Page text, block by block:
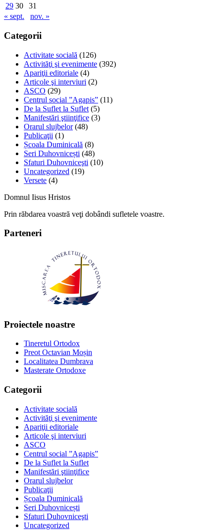
29 30
31
« sept.
nov. »
Categorii
Activitate socială (126)
Activităţi şi evenimente (392)
Apariţii editoriale (4)
Articole şi interviuri (2)
ASCO (29)
Centrul social ”Agapis” (11)
De la Suflet la Suflet (5)
Manifestări ştiinţifice (3)
Orarul slujbelor(48)
Publicaţii (1)
Școala Duminicală (8)
Seri Duhovnicești (48)
Sfaturi Duhovniceşti (10)
Uncategorized (19)
Versete (4)
Domnul Iisus Hristos
Prin răbdarea voastră veţi dobândi sufletele voastre.
Parteneri
Proiectele noastre
Tineretul Ortodox
Preot Octavian Moșin
Localitatea Dumbrava
Masterate Ortodoxe
Categorii
Activitate socială
Activităţi şi evenimente
Apariţii editoriale
Articole şi interviuri
ASCO
Centrul social ”Agapis”
De la Suflet la Suflet
Manifestări ştiinţifice
Orarul slujbelor
Publicaţii
Școala Duminicală
Seri Duhovnicești
Sfaturi Duhovniceşti
Uncategorized